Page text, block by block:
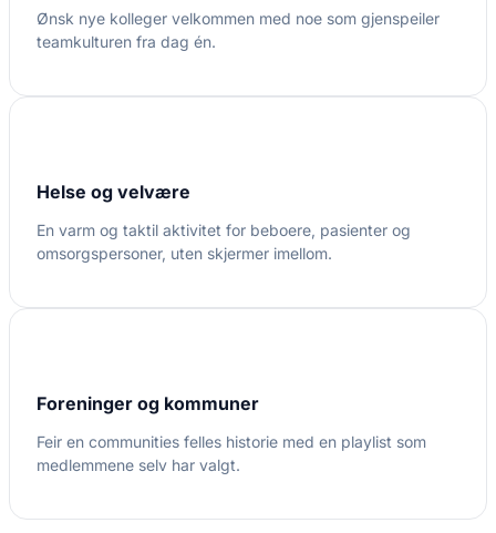
Ønsk nye kolleger velkommen med noe som gjenspeiler
teamkulturen fra dag én.
Helse og velvære
En varm og taktil aktivitet for beboere, pasienter og
omsorgspersoner, uten skjermer imellom.
Foreninger og kommuner
Feir en communities felles historie med en playlist som
medlemmene selv har valgt.